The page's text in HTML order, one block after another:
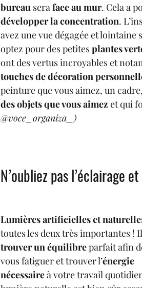
bureau sera face au mur. Cela a
développer la concentration.
avez une vue dégagée et lointaine
optez pour des petites plantes
ont des vertus incroyables et
touches de décoration
peinture que vous aimez, un
des objets que vous aimez et qui
@voce_organiza_)
N’oubliez pas l’éclairage
Lumières artificielles et
toutes les deux très importantes !
trouver un équilibre parfait afin
vous fatiguer et trouver l’énergie
nécessaire à votre travail